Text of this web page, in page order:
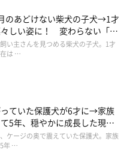
のあどけない柴犬の子犬→1才
しい姿に！ 変わらない「く
め」にもほっこり
い主さんを見つめる柴犬の子犬。1才
は …
っていた保護犬が6才に→家族
5年、穏やかに成長した現在
とくる
ケージの奥で震えていた保護犬。家族
年 …